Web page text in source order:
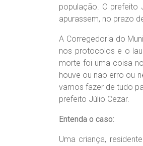
população. O prefeito
apurassem, no prazo
A Corregedoria do
nos protocolos e o
morte foi uma coisa
houve ou não erro ou
vamos fazer de tudo
prefeito Júlio Cezar.
Entenda o caso:
Uma criança,